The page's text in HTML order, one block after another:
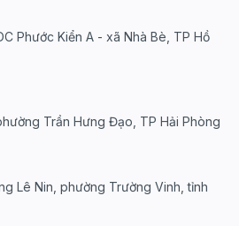
Phước Kiển A - xã Nhà Bè, TP Hồ
Trần Hưng Đạo, TP Hải Phòng
Lê Nin, phường Trường Vinh, tỉnh